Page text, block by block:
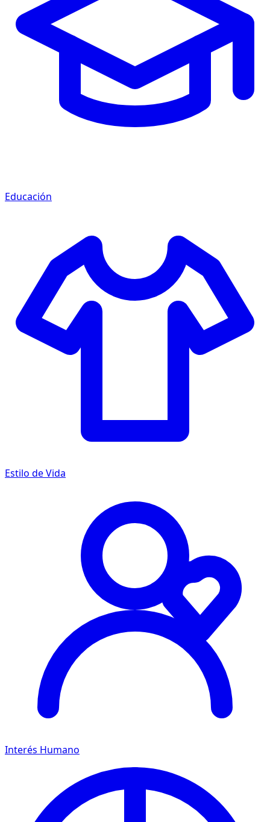
Educación
Estilo de Vida
Interés Humano